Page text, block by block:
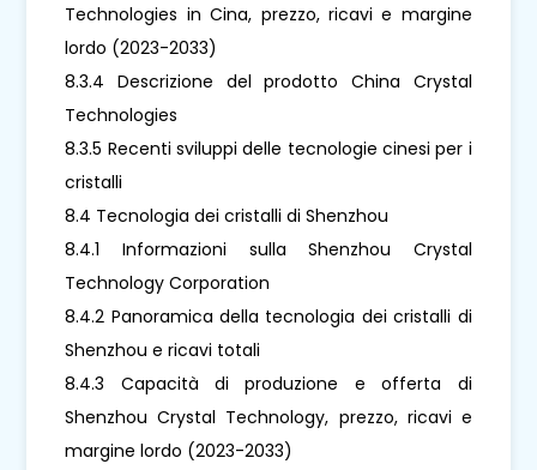
Technologies in Cina, prezzo, ricavi e margine
lordo (2023-2033)
8.3.4 Descrizione del prodotto China Crystal
Technologies
8.3.5 Recenti sviluppi delle tecnologie cinesi per i
cristalli
8.4 Tecnologia dei cristalli di Shenzhou
8.4.1 Informazioni sulla Shenzhou Crystal
Technology Corporation
8.4.2 Panoramica della tecnologia dei cristalli di
Shenzhou e ricavi totali
8.4.3 Capacità di produzione e offerta di
Shenzhou Crystal Technology, prezzo, ricavi e
margine lordo (2023-2033)